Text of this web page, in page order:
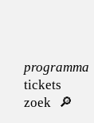
programma
tickets
zoek